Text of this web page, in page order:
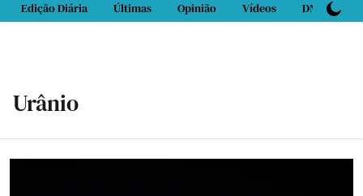
Edição Diária Últimas Opinião Vídeos DN Sport
Urânio